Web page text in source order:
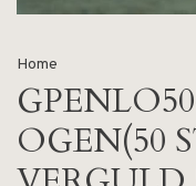
Home
OGEN(50